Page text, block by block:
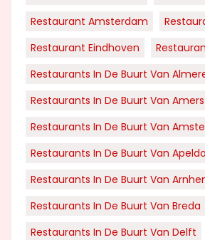
Restaurant Amsterdam
Restaurant Eindhoven
Restaurants In De Buurt Van
Restaurants In De Buurt Van
Restaurants In De Buurt Van
Restaurants In De Buurt Van
Restaurants In De Buurt Van
Restaurants In De Buurt Van Breda
Restaurants In De Buurt Van Delft